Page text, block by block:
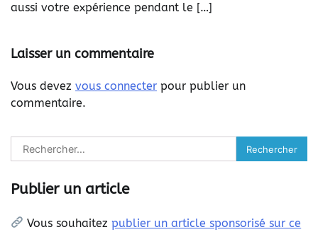
aussi votre expérience pendant le […]
Laisser un commentaire
Vous devez vous connecter pour publier un
commentaire.
Rechercher :
Publier un article
Vous souhaitezpublier un article sponsorisé sur ce